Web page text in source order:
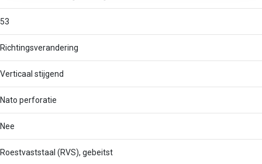
53
Richtingsverandering
Verticaal stijgend
Nato perforatie
Nee
Roestvaststaal (RVS), gebeitst